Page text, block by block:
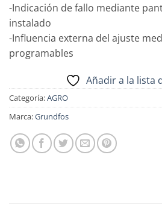
-Indicación de fallo mediante
instalado
-Influencia externa del ajuste
programables
Añadir a la lista
Categoría:AGRO
Marca:Grundfos